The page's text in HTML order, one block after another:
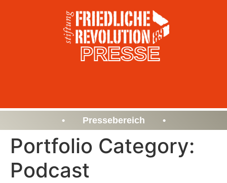
PRESSE
• Pressebereich •
Portfolio Category:
Podcast